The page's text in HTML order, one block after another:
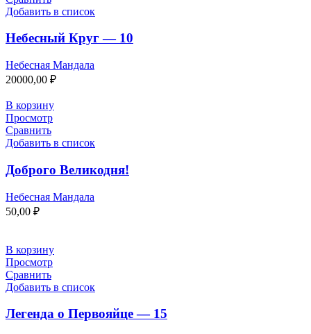
Добавить в список
Небесный Круг — 10
Небесная Мандала
20000,00 ₽
В корзину
Просмотр
Сравнить
Добавить в список
Доброго Великодня!
Небесная Мандала
50,00 ₽
В корзину
Просмотр
Сравнить
Добавить в список
Легенда о Первояйце — 15